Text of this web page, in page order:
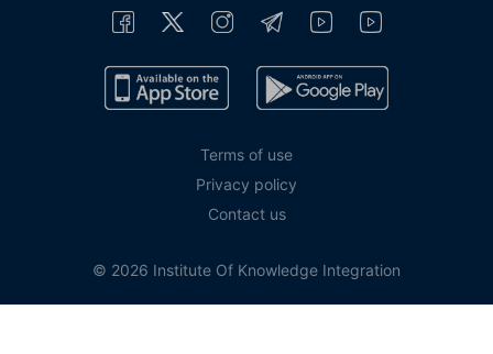
Terms of use
Privacy policy
Contact us
© 2026 Institute Of Knowledge Integration